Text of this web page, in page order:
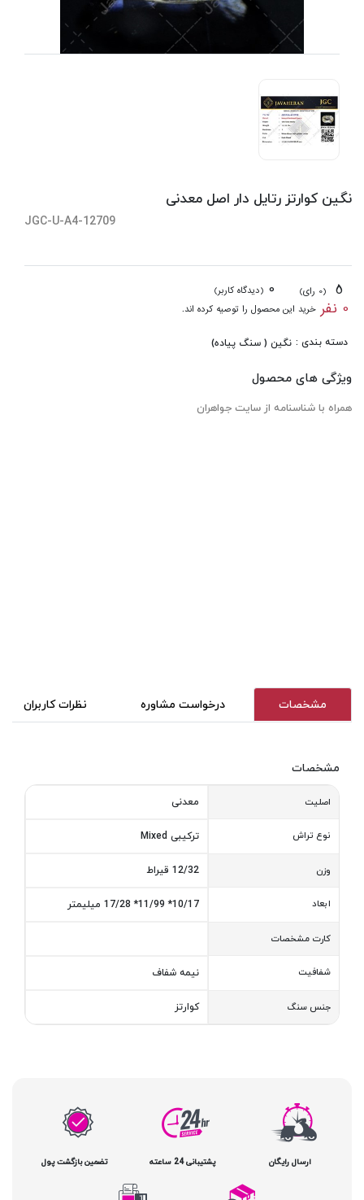
نگین کوارتز رتایل دار اصل معدنی
JGC-U-A4-12709
(0 رای) 0 (دیدگاه کاربر)
0 نفر خرید این محصول را توصیه کرده اند.
دسته بندی : نگین ( سنگ پیاده)
ویژگی های محصول
همراه با شناسنامه از سایت جواهران
مشخصات درخواست مشاوره نظرات کاربران
مشخصات
اصلیت معدنی
نوع تراش ترکیبی Mixed
وزن 12/32 قیراط
ابعاد 10/17* 11/99* 17/28 میلیمتر
کارت مشخصات
شفافیت نیمه شفاف
جنس سنگ کوارتز
ارسال رایگان پشتیبانی 24 ساعته تضمین بازگشت پول